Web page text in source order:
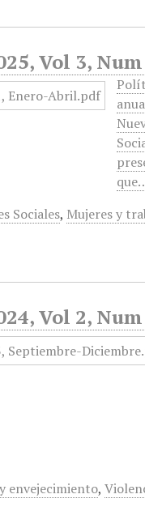
Vol 3,
Sociales, Mujeres y
Vol 2,
envejecimiento,